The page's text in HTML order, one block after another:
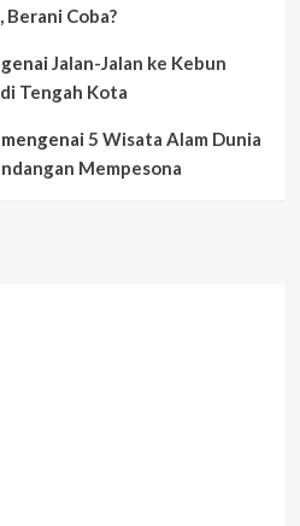
Coba?
Jalan-Jalan ke Kebun
Tengah Kota
5 Wisata Alam Dunia
Mempesona